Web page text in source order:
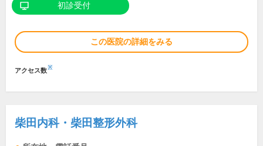
初診受付
この医院の詳細をみる
アクセス数※
柴田内科・柴田整形外科